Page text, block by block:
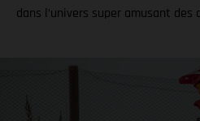
dans l’univers super amusant des